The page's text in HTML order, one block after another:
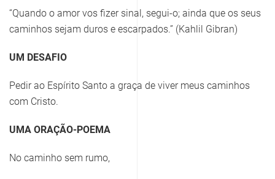
“Quando o amor vos fizer sinal, segui-o; ainda que os seus
caminhos sejam duros e escarpados.” (Kahlil Gibran)
UM DESAFIO
Pedir ao Espírito Santo a graça de viver meus caminhos
com Cristo.
UMA ORAÇÃO-POEMA
No caminho sem rumo,